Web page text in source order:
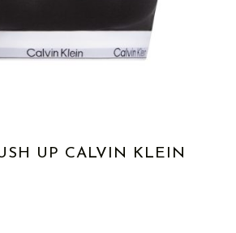
UP CALVIN KLEIN